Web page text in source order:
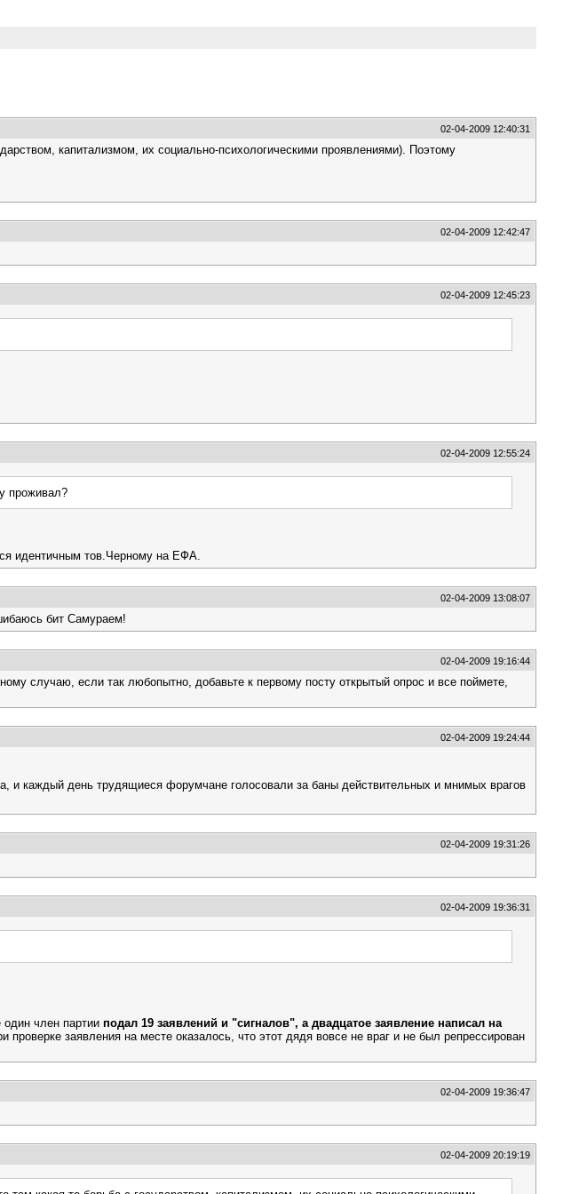
02-04-2009 12:40:31
капитализмом, их социально-психологическими проявлениями). Поэтому
02-04-2009 12:42:47
02-04-2009 12:45:23
02-04-2009 12:55:24
проживал?
идентичным тов.Черному на ЕФА.
02-04-2009 13:08:07
бит Самураем!
02-04-2009 19:16:44
случаю, если так любопытно, добавьте к первому посту открытый опрос и все поймете,
02-04-2009 19:24:44
каждый день трудящиеся форумчане голосовали за баны действительных и мнимых врагов
02-04-2009 19:31:26
02-04-2009 19:36:31
член партии подал 19 заявлений и "сигналов", а двадцатое заявление написал на
заявления на месте оказалось, что этот дядя вовсе не враг и не был репрессирован
02-04-2009 19:36:47
02-04-2009 20:19:19